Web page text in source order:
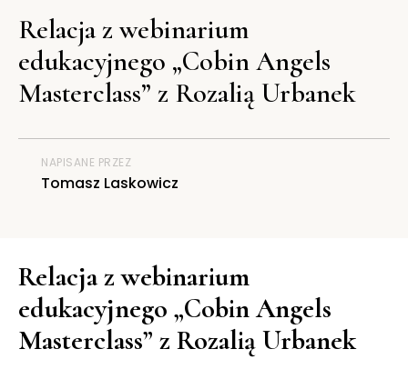
Relacja z webinarium
edukacyjnego „Cobin Angels
Masterclass” z Rozalią Urbanek
NAPISANE PRZEZ
Tomasz Laskowicz
Relacja z webinarium
edukacyjnego „Cobin Angels
Masterclass” z Rozalią Urbanek